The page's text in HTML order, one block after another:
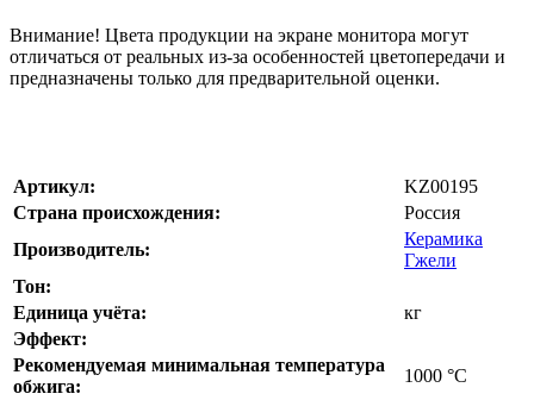
Внимание! Цвета продукции на экране монитора могут
отличаться от реальных из-за особенностей цветопередачи и
предназначены только для предварительной оценки.
Артикул:
KZ00195
Страна происхождения:
Россия
Производитель:
Керамика
Гжели
Тон:
Единица учёта:
кг
Эффект:
Рекомендуемая минимальная температура
обжига:
1000 °С